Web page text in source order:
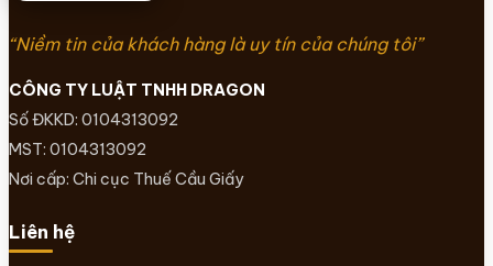
“Niềm tin của khách hàng là uy tín của chúng tôi”
CÔNG TY LUẬT TNHH DRAGON
Số ĐKKD: 0104313092
MST: 0104313092
Nơi cấp: Chi cục Thuế Cầu Giấy
Liên hệ